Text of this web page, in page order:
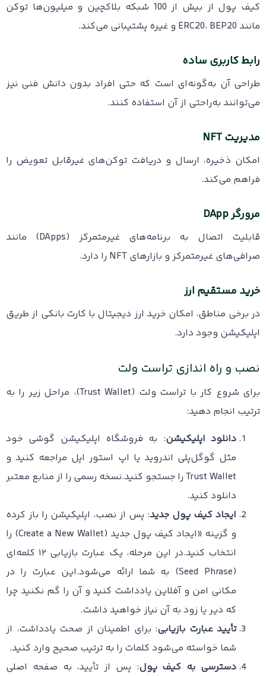
کیف پول از بیش از 100 شبکه بلاکچین و میلیون‌ها توکن
مانند ERC20، BEP20 و غیره پشتیبانی می‌کند.
رابط کاربری ساده
طراحی آن به‌گونه‌ای است که حتی افراد بدون دانش فنی نیز
می‌توانند به‌راحتی از آن استفاده کنند.
مدیریت NFT
امکان ذخیره، ارسال و دریافت توکن‌های غیرقابل تعویض را
فراهم می‌کند.
مرورگر DApp
قابلیت اتصال به برنامه‌های غیرمتمرکز (DApps) مانند
صرافی‌های غیرمتمرکز و بازارهای NFT را دارد.
خرید مستقیم ارز
در برخی مناطق، امکان خرید ارز دیجیتال با کارت بانکی از طریق
اپلیکیشن وجود دارد.
نصب و راه اندازی تراست ولت
برای شروع کار با تراست ولت (Trust Wallet)، مراحل زیر را به
ترتیب انجام دهید:
دانلود اپلیکیشن: به فروشگاه اپلیکیشن گوشی خود
مثل گوگل‌پلی اندروید یا اپ استور اپل مراجعه کنید و
Trust Wallet را جستجو کنید.نسخه رسمی را از منابع معتبر
دانلود کنید.
ایجاد کیف پول جدید: پس از نصب، اپلیکیشن را باز کرده
و گزینه «ایجاد کیف پول جدید (Create a New Wallet) را
انتخاب کنید.در این مرحله، یک عبارت بازیابی ۱۲ کلمه‌ای
(Seed Phrase) به شما ارائه می‌شود.این عبارت را در
مکانی امن و آفلاین یادداشت کنید و آن را گم نکنید چرا
که دیر یا زود به آن نیاز خواهید داشت.
تأیید عبارت بازیابی: برای اطمینان از صحت یادداشت، از
شما خواسته می‌شود کلمات را به ترتیب صحیح وارد کنید.
دسترسی به کیف پول: پس از تأیید، به صفحه اصلی